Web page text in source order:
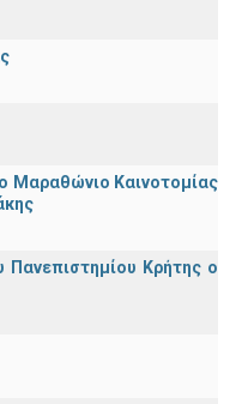
Μαραθώνιο Καινοτομίας
Κρήτης ο